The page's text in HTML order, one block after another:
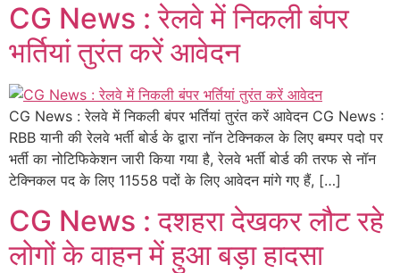
CG News : रेलवे में निकली बंपर
भर्तियां तुरंत करें आवेदन
CG News : रेलवे में निकली बंपर भर्तियां तुरंत करें आवेदन CG News :
RBB यानी की रेलवे भर्ती बोर्ड के द्वारा नॉन टेक्निकल के लिए बम्पर पदो पर
भर्ती का नोटिफिकेशन जारी किया गया है, रेलवे भर्ती बोर्ड की तरफ से नॉन
टेक्निकल पद के लिए 11558 पदों के लिए आवेदन मांगे गए हैं, […]
CG News : दशहरा देखकर लौट रहे
लोगों के वाहन में हुआ बड़ा हादसा